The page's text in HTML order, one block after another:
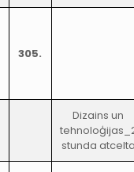
305.
Dizains un
stunda